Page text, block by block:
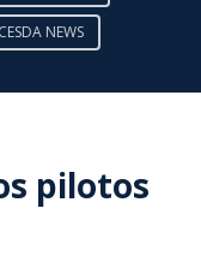
CESDA NEWS
pilotos